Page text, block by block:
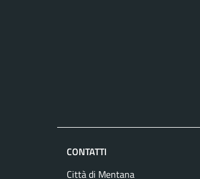
CONTATTI
Città di Mentana